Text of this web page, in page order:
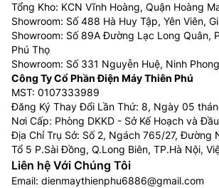
Tổng Kho: KCN Vĩnh Hoàng, Quận Hoàng
Showroom: Số 488 Hà Huy Tập, Yên Viên,
Showroom: Số 89A Đường Lạc Long Quân,
Phú Thọ
Showroom: Số 331 Nguyễn Huệ, Ninh
Công Ty Cổ Phần Điện Máy Thiên Phú
MST: 0107333989
Đăng Ký Thay Đổi Lần Thứ: 8, Ngày 05
Nơi Cấp: Phòng DKKD - Sở Kế Hoạch và
Địa Chỉ Trụ Sở: Số 2, Ngách 765/27, Đường
Tổ 5 P.Sài Đồng, Q.Long Biên, TP.Hà Nội,
Liên hệ Với Chúng Tôi
Email: dienmaythienphu6886@gmail.com